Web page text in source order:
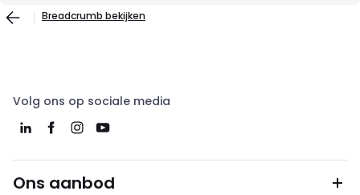
Breadcrumb bekijken
Volg ons op sociale media
Ons aanbod